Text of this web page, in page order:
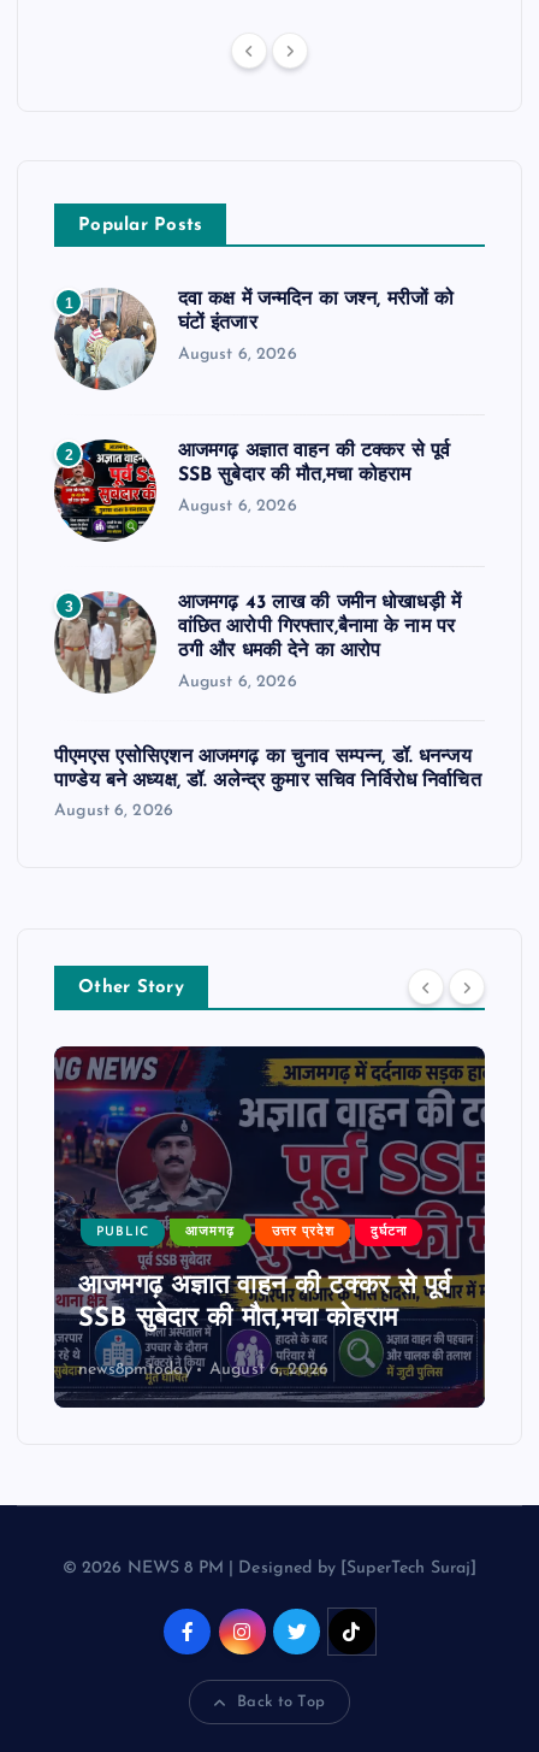
Popular Posts
1
दवा कक्ष में जन्मदिन का जश्न, मरीजों को
घंटों इंतजार
August 6, 2026
2
आजमगढ़ अज्ञात वाहन की टक्कर से पूर्व
SSB सुबेदार की मौत,मचा कोहराम
August 6, 2026
3
आजमगढ़ 43 लाख की जमीन धोखाधड़ी में
वांछित आरोपी गिरफ्तार,बैनामा के नाम पर
ठगी और धमकी देने का आरोप
August 6, 2026
पीएमएस एसोसिएशन आजमगढ़ का चुनाव सम्पन्न, डॉ. धनन्जय
पाण्डेय बने अध्यक्ष, डॉ. अलेन्द्र कुमार सचिव निर्विरोध निर्वाचित
August 6, 2026
Other Story
PUBLIC आजमगढ़ उत्तर प्रदेश दुर्घटना
आजमगढ़ अज्ञात वाहन की टक्कर से पूर्व
SSB सुबेदार की मौत,मचा कोहराम
news8pmtoday August 6, 2026
© 2026 NEWS 8 PM | Designed by [SuperTech Suraj]
Back to Top